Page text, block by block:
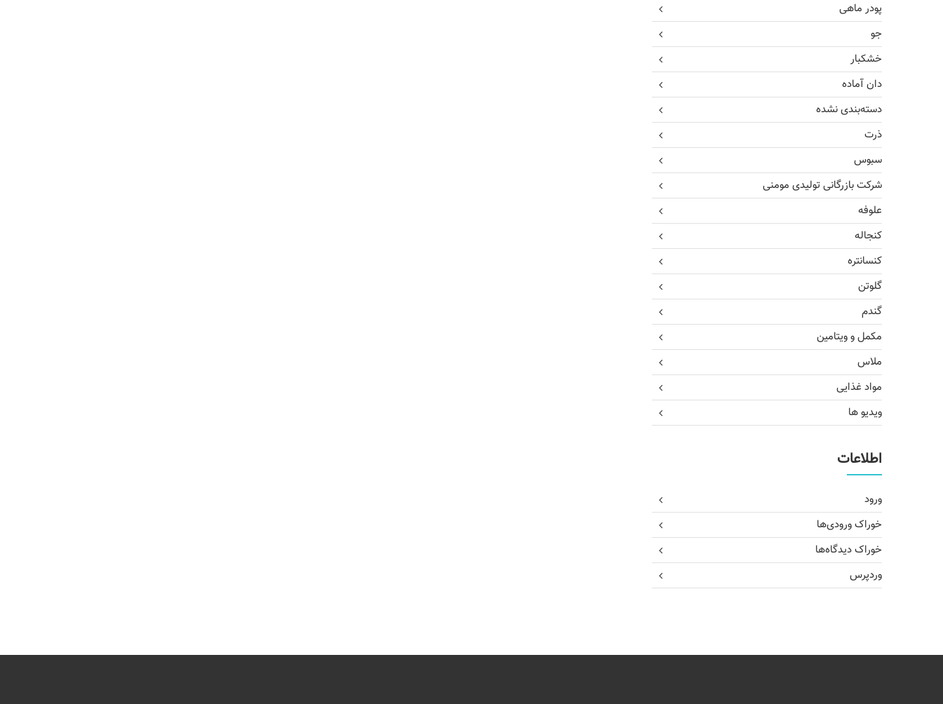
پودر ماهی
جو
خشکبار
دان آماده
دسته‌بندی نشده
ذرت
سبوس
شرکت بازرگانی تولیدی مومنی
علوفه
کنجاله
کنسانتره
گلوتن
گندم
مکمل و ویتامین
ملاس
مواد غذایی
ویدیو ها
اطلاعات
ورود
خوراک ورودی‌ها
خوراک دیدگاه‌ها
وردپرس